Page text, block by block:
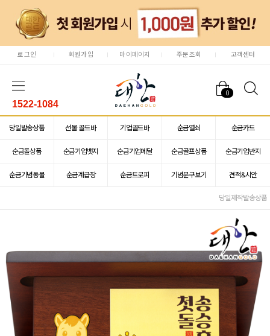
로그인 회원가입 마이페이지 주문조회 고객센터
0
1522-1084
당일발송상품 선물 골드바 기업골드바 순금열쇠 순금카드
순금돌상품 순금기업뱃지 순금기업메달 순금골프상품 순금기업반지
순금기념동물 순금계급장 순금트로피 기념문구보기 견적&시안
당일제작발송상품